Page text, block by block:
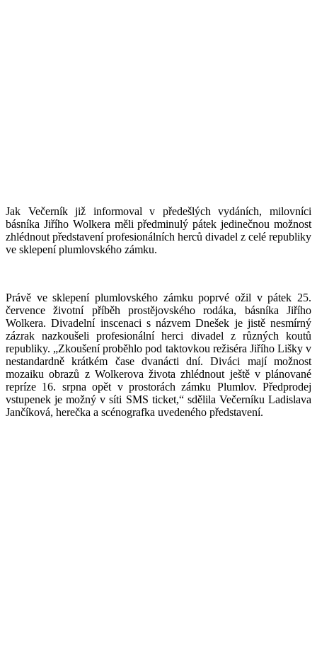
Jak Večerník již informoval v předešlých vydáních, milovníci
básníka Jiřího Wolkera měli předminulý pátek jedinečnou možnost
zhlédnout představení profesionálních herců divadel z celé republiky
ve sklepení plumlovského zámku.
Právě ve sklepení plumlovského zámku poprvé ožil v pátek 25.
července životní příběh prostějovského rodáka, básníka Jiřího
Wolkera. Divadelní inscenaci s názvem Dnešek je jistě nesmírný
zázrak nazkoušeli profesionální herci divadel z různých koutů
republiky. „Zkoušení proběhlo pod taktovkou režiséra Jiřího Lišky v
nestandardně krátkém čase dvanácti dní. Diváci mají možnost
mozaiku obrazů z Wolkerova života zhlédnout ještě v plánované
repríze 16. srpna opět v prostorách zámku Plumlov. Předprodej
vstupenek je možný v síti SMS ticket,“ sdělila Večerníku Ladislava
Jančíková, herečka a scénografka uvedeného představení.